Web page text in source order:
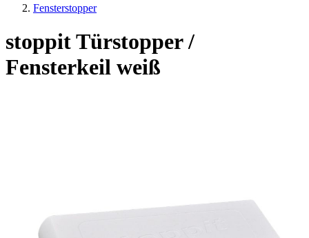
Fensterstopper
stoppit Türstopper /
Fensterkeil weiß